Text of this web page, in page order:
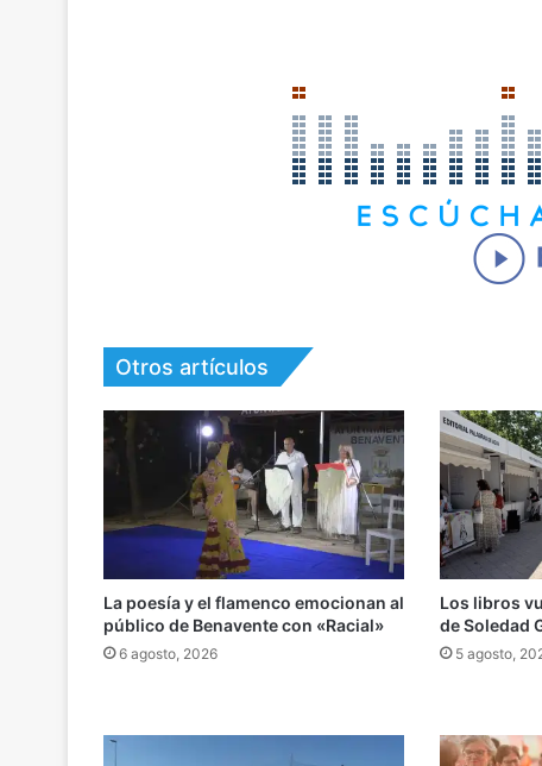
Otros artículos
La poesía y el flamenco emocionan al
público de Benavente con «Racial»
6 agosto, 2026
Los libros
de Soledad
5 agosto,